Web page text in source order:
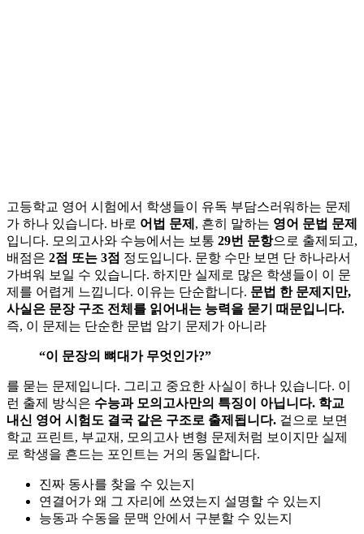
고등학교 영어 시험에서 학생들이 유독 부담스러워하는 문제
가 하나 있습니다. 바로 어법 문제 , 흔히 말하는 영어 문법 문제
입니다. 모의고사와 수능에서는 보통 29번 문항으로 출제되고,
배점은 2점 또는 3점 정도입니다. 문항 수만 보면 단 하나라서
가벼워 보일 수 있습니다. 하지만 실제로 많은 학생들이 이 문
제를 어렵게 느낍니다. 이유는 단순합니다. 문법 한 문제지만,
사실은 문장 구조 전체를 읽어내는 능력을 묻기 때문입니다.
즉, 이 문제는 단순한 문법 암기 문제가 아니라
“이 문장의 뼈대가 무엇인가?”
를 묻는 문제입니다. 그리고 중요한 사실이 하나 있습니다. 이
런 출제 방식은 수능과 모의고사만의 특징이 아닙니다. 학교
내신 영어 시험도 결국 같은 구조로 출제됩니다. 겉으로 보면
학교 프린트, 부교재, 모의고사 변형 문제처럼 보이지만 실제
로 학생을 흔드는 포인트는 거의 동일합니다.
진짜 동사를 찾을 수 있는지
연결어가 왜 그 자리에 쓰였는지 설명할 수 있는지
능동과 수동을 문맥 안에서 구분할 수 있는지